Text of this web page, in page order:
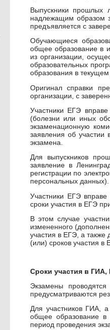
Выпускники прошлых
надлежащим образом
предъявляется с
Обучающиеся
общее образование в
из организации,
образовательных
образования в
Оригинал справки
организации, с
Участники ЕГЭ
(болезни или иных
экзаменационную
заявления об
экзамена.
Для выпускников
заявление в
регистрации по
персональных данных).
Участники ЕГЭ
сроки участия в ЕГЭ
В этом случае
измененного
участия в ЕГЭ, а
(или) сроков участия в
Сроки участия в ГИА,
Экзамены
предусматриваются
Для участников ГИА,
общее образование в
период проведения